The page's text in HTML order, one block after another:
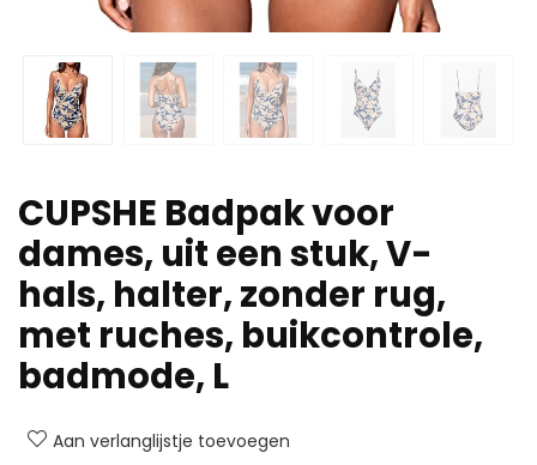
CUPSHE Badpak voor
dames, uit een stuk, V-
hals, halter, zonder rug,
met ruches, buikcontrole,
badmode, L
Aan verlanglijstje toevoegen